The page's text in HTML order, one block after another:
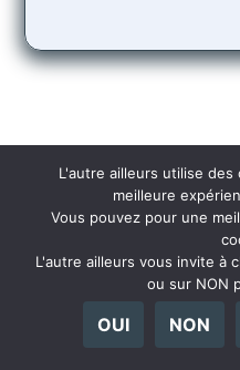
Lescar -> Sorde
Toujours en direction
L'autre ailleurs utilise
meilleure
Vous pouvez pour une
L'autre ailleurs vous invite à
ou sur NON
OUI NON